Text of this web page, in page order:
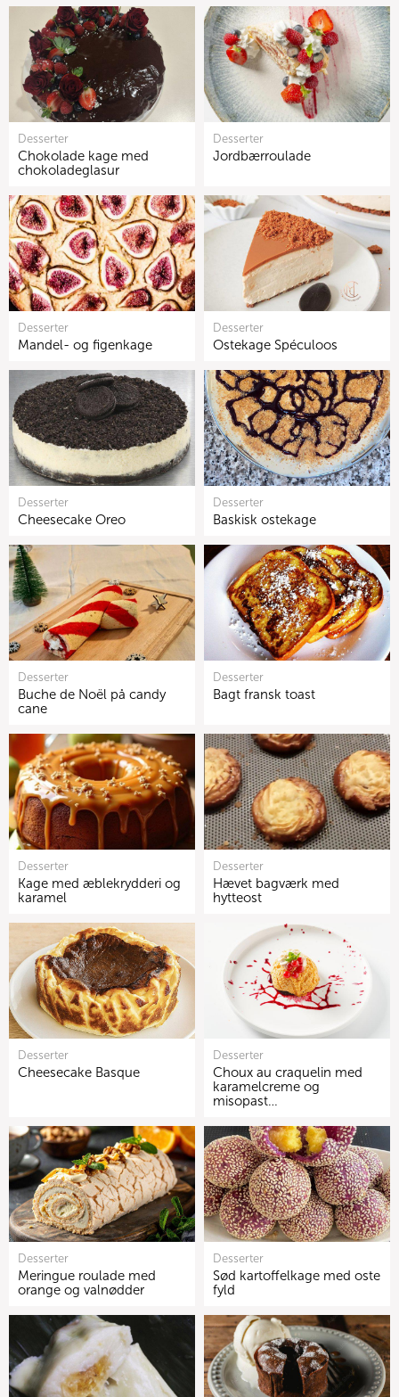
Desserter
Chokolade kage med
chokoladeglasur
Desserter
Jordbærroulade
Desserter
Mandel- og figenkage
Desserter
Ostekage Spéculoos
Desserter
Cheesecake Oreo
Desserter
Baskisk ostekage
Desserter
Buche de Noël på candy
cane
Desserter
Bagt fransk toast
Desserter
Kage med æblekrydderi og
karamel
Desserter
Hævet bagværk med
hytteost
Desserter
Cheesecake Basque
Desserter
Choux au craquelin med
karamelcreme og
misopast…
Desserter
Meringue roulade med
orange og valnødder
Desserter
Sød kartoffelkage med oste
fyld